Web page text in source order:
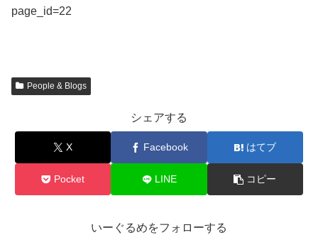
page_id=22
People & Blogs
シェアする
X Facebook はてブ
Pocket LINE コピー
いーぐるめをフォローする